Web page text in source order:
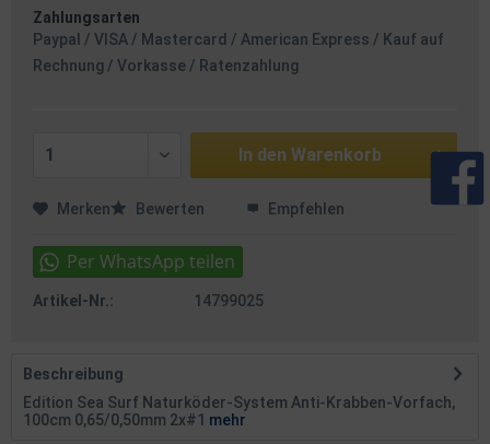
Zahlungsarten
Paypal / VISA / Mastercard / American Express / Kauf auf
Rechnung / Vorkasse / Ratenzahlung
In den Warenkorb
Merken Bewerten Empfehlen
Artikel-Nr.: 14799025
Beschreibung
Edition Sea Surf Naturköder-System Anti-Krabben-Vorfach,
100cm 0,65/0,50mm 2x#1 mehr